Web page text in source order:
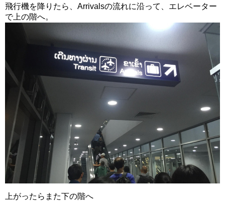
飛行機を降りたら、Arrivalsの流れに沿って、エレベーター
で上の階へ。
上がったらまた下の階へ